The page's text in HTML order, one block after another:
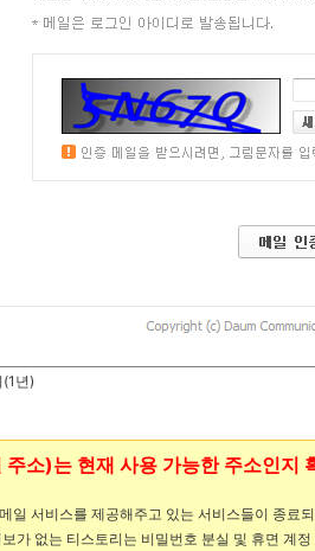
년)
소)는 현재 사용 가능한 주소인지
일 서비스를 제공해주고 있는 서비스들이 종료
가 없는 티스토리는 비밀번호 분실 및 휴면 계정